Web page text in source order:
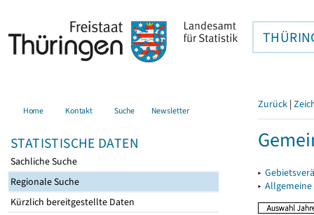
Home Kontakt Suche Newsletter
STATISTISCHE DATEN
Sachliche Suche
Regionale Suche
Kürzlich bereitgestellte Daten
Zurück |
▸
▸